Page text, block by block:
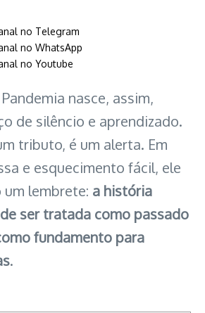
no Telegram
no WhatsApp
no Youtube
nasce, assim,
de silêncio e aprendizado.
tributo, é um alerta. Em
e esquecimento fácil, ele
lembrete: a história
ser tratada como passado
fundamento para
.